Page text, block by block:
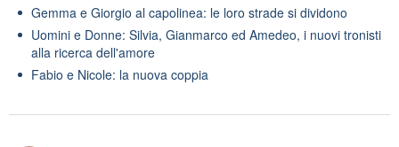
Gemma e Giorgio al capolinea: le loro strade si dividono
Uomini e Donne: Silvia, Gianmarco ed Amedeo, i nuovi tronisti
alla ricerca dell'amore
Fabio e Nicole: la nuova coppia